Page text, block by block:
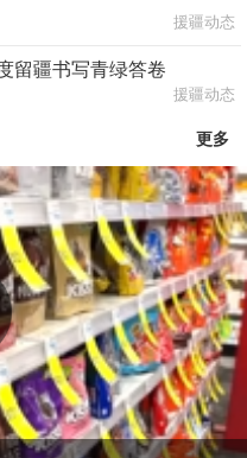
援疆动态
留疆书写青绿答卷
援疆动态
更多